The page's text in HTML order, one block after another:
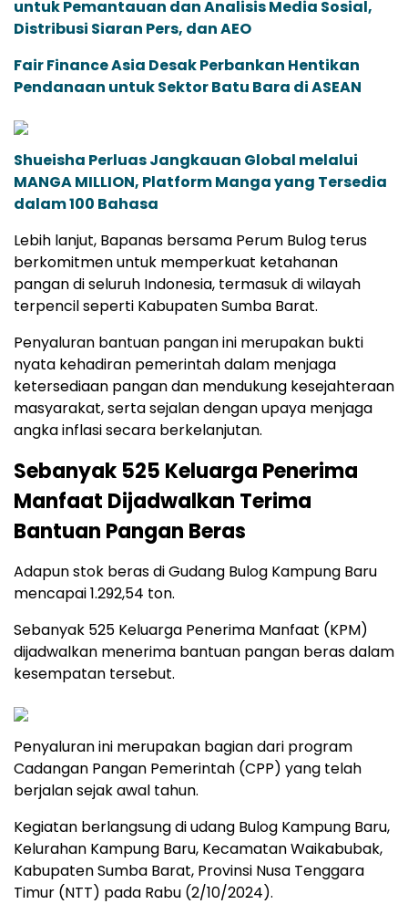
untuk Pemantauan dan Analisis Media Sosial,
Distribusi Siaran Pers, dan AEO
Fair Finance Asia Desak Perbankan Hentikan
Pendanaan untuk Sektor Batu Bara di ASEAN
Shueisha Perluas Jangkauan Global melalui
MANGA MILLION, Platform Manga yang Tersedia
dalam 100 Bahasa
Lebih lanjut, Bapanas bersama Perum Bulog terus
berkomitmen untuk memperkuat ketahanan
pangan di seluruh Indonesia, termasuk di wilayah
terpencil seperti Kabupaten Sumba Barat.
Penyaluran bantuan pangan ini merupakan bukti
nyata kehadiran pemerintah dalam menjaga
ketersediaan pangan dan mendukung kesejahteraan
masyarakat, serta sejalan dengan upaya menjaga
angka inflasi secara berkelanjutan.
Sebanyak 525 Keluarga Penerima
Manfaat Dijadwalkan Terima
Bantuan Pangan Beras
Adapun stok beras di Gudang Bulog Kampung Baru
mencapai 1.292,54 ton.
Sebanyak 525 Keluarga Penerima Manfaat (KPM)
dijadwalkan menerima bantuan pangan beras dalam
kesempatan tersebut.
Penyaluran ini merupakan bagian dari program
Cadangan Pangan Pemerintah (CPP) yang telah
berjalan sejak awal tahun.
Kegiatan berlangsung di udang Bulog Kampung Baru,
Kelurahan Kampung Baru, Kecamatan Waikabubak,
Kabupaten Sumba Barat, Provinsi Nusa Tenggara
Timur (NTT) pada Rabu (2/10/2024).